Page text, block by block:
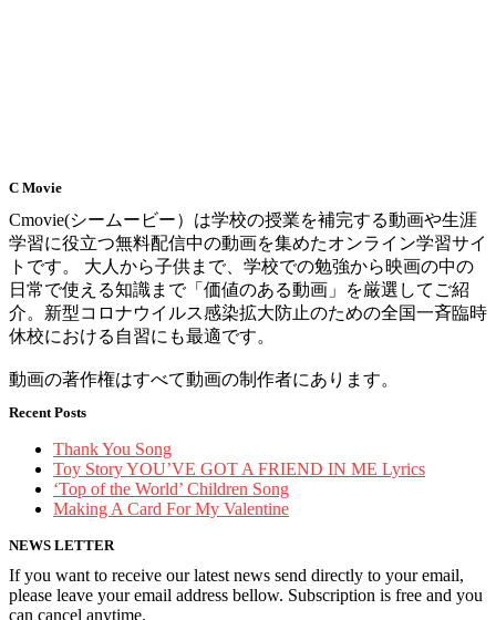
C Movie
Cmovie(シームービー）は学校の授業を補完する動画や生涯
学習に役立つ無料配信中の動画を集めたオンライン学習サイ
トです。 大人から子供まで、学校での勉強から映画の中の
日常で使える知識まで「価値のある動画」を厳選してご紹
介。新型コロナウイルス感染拡大防止のための全国一斉臨時
休校における自習にも最適です。
動画の著作権はすべて動画の制作者にあります。
Recent Posts
Thank You Song
Toy Story YOU’VE GOT A FRIEND IN ME Lyrics
‘Top of the World’ Children Song
Making A Card For My Valentine
NEWS LETTER
If you want to receive our latest news send directly to your email,
please leave your email address bellow. Subscription is free and you
can cancel anytime.